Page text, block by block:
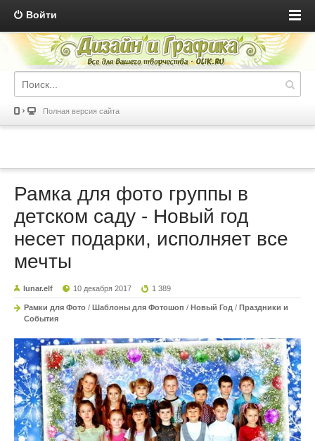
Войти
Полная версия сайта
Рамка для фото группы в
детском саду - Новый год
несет подарки, исполняет все
мечты
lunar.elf 10 декабря 2017 1 389
Рамки для Фото / Шаблоны для Фотошоп / Новый Год / Праздники и
События